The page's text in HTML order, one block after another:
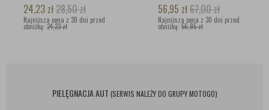
24,23 zł28,50zł
Najniższa cena z 30 dni przed
obniżką: 24,23 zł
TRWAŁY WOSK
SAMOCHODOWY
56,95 zł67,00zł
Najniższa cena z 30 dni przed
obniżką: 56,95 zł
PIELĘGNACJA AUT (SERWIS NALEŻY DO GRUPY MOTOGO)